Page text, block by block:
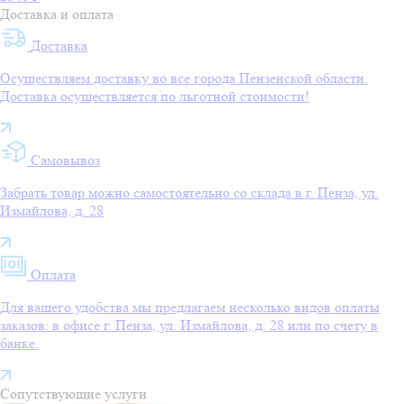
Доставка и оплата
Доставка
Осуществляем доставку во все города Пензенской области.
Доставка осуществляется по льготной стоимости!
Самовывоз
Забрать товар можно самостоятельно со склада в г. Пенза, ул.
Измайлова, д. 28
Оплата
Для вашего удобства мы предлагаем несколько видов оплаты
заказов: в офисе г. Пенза, ул. Измайлова, д. 28 или по счету в
банке.
Сопутствующие услуги